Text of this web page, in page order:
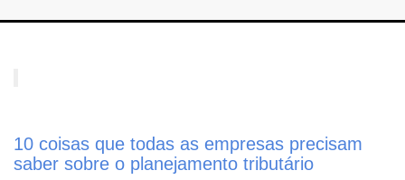
10 coisas que todas as empresas precisam
saber sobre o planejamento tributário